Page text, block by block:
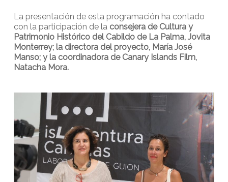
La presentación de esta programación ha contado
con la participación de laconsejera de Cultura y
Patrimonio Histórico del Cabildo de La Palma, Jovita
Monterrey; la directora del proyecto, María José
Manso; y la coordinadora de Canary Islands Film,
Natacha Mora.